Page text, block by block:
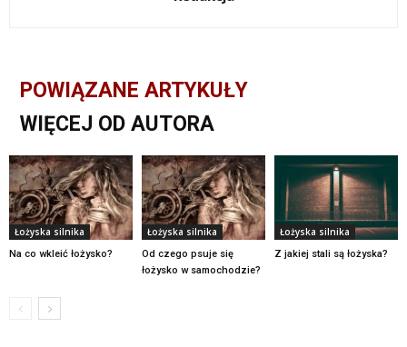
POWIĄZANE ARTYKUŁY
WIĘCEJ OD AUTORA
Łożyska silnika
Na co wkleić łożysko?
Łożyska silnika
Od czego psuje się
łożysko w samochodzie?
Łożyska silnika
Z jakiej stali są łożyska?